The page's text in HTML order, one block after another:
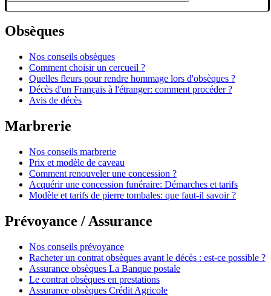
Obsèques
Nos conseils obsèques
Comment choisir un cercueil ?
Quelles fleurs pour rendre hommage lors d'obsèques ?
Décès d'un Français à l'étranger: comment procéder ?
Avis de décès
Marbrerie
Nos conseils marbrerie
Prix et modèle de caveau
Comment renouveler une concession ?
Acquérir une concession funéraire: Démarches et tarifs
Modèle et tarifs de pierre tombales: que faut-il savoir ?
Prévoyance / Assurance
Nos conseils prévoyance
Racheter un contrat obsèques avant le décès : est-ce possible ?
Assurance obsèques La Banque postale
Le contrat obsèques en prestations
Assurance obsèques Crédit Agricole